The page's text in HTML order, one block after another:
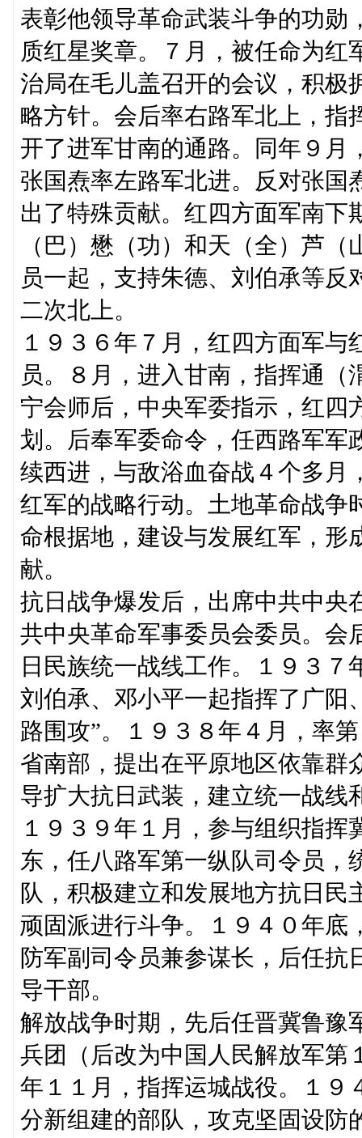
表彰他领导革命武装斗争的功勋
质红星奖章。７月，被任命为
治局在毛儿盖召开的会议，积极
略方针。会后率右路军北上，指
开了进军甘南的通路。同年９月
张国焘率左路军北进。反对张国
出了特殊贡献。红四方面军南下
（巴）懋（功）和天（全）芦
员一起，支持朱德、刘伯承等
二次北上。
１９３６年７月，红四方面军
员。８月，进入甘南，指挥通
宁会师后，中央军委指示，红四
划。后奉军委命令，任西路军军
续西进，与敌浴血奋战４个多月
红军的战略行动。土地革命战争
命根据地，建设与发展红军，形
献。
抗日战争爆发后，出席中共中央
共中央革命军事委员会委员。会
日民族统一战线工作。１９３
刘伯承、邓小平一起指挥了广阳
路围攻”。１９３８年４月，率
省南部，提出在平原地区依靠群
导扩大抗日武装，建立统一战线
１９３９年１月，参与组织指挥
东，任八路军第一纵队司令员，
队，积极建立和发展地方抗日
顽固派进行斗争。１９４０年底
防军副司令员兼参谋长，后任
导干部。
解放战争时期，先后任晋冀鲁豫
兵团（后改为中国人民解放军第
年１１月，指挥运城战役。１９
分新组建的部队，攻克坚固设防